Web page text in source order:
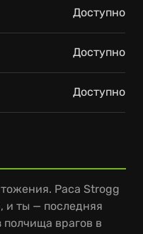
Раса Strogg
и ты — последняя
врагов в
Доступно
Доступно
Доступно